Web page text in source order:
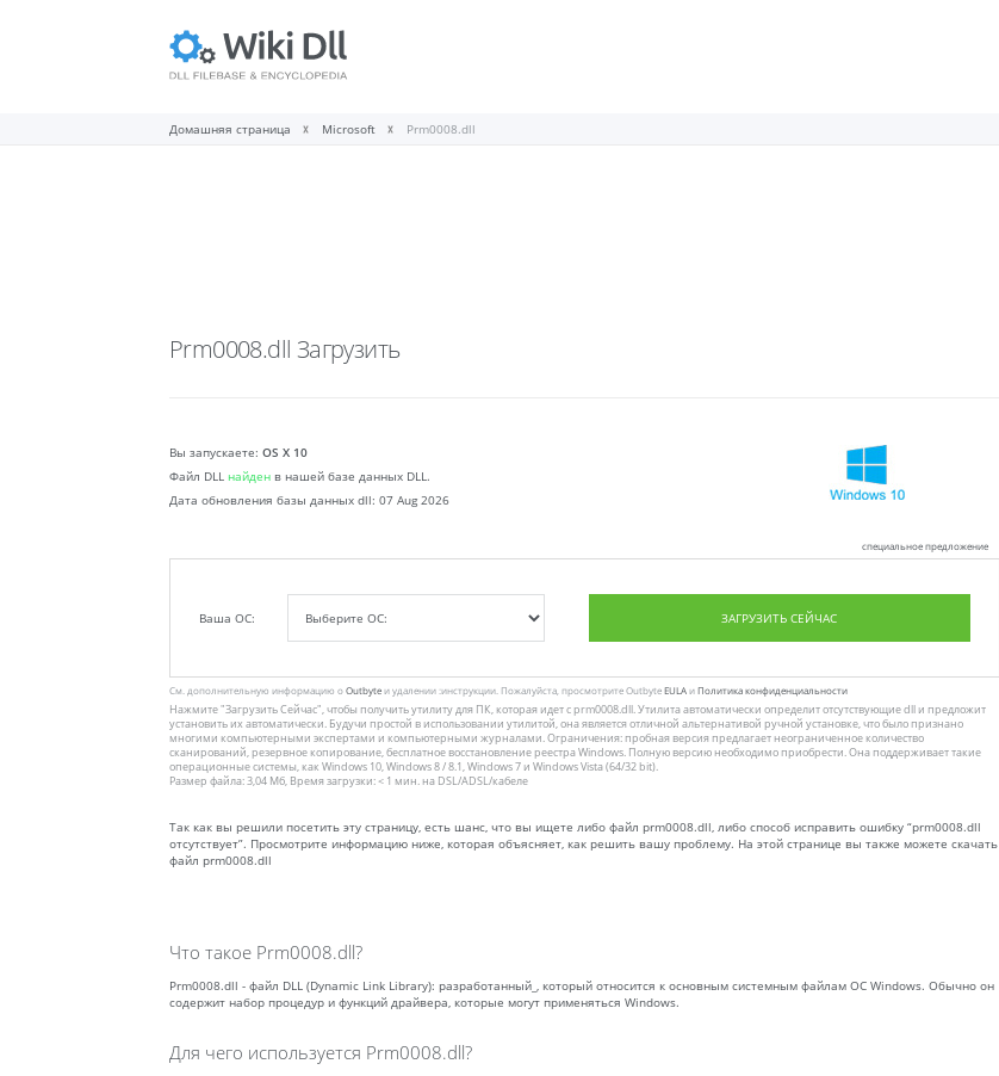
Домашняя страница Microsoft Prm0008.dll
Prm0008.dll Загрузить
Вы запускаете: OS X 10
Файл DLL найден в нашей базе данных DLL.
Дата обновления базы данных dll: 07 Aug 2026
специальное предложение
Ваша ОС: ЗАГРУЗИТЬ СЕЙЧАС
См. дополнительную информацию оOutbyteи удалении :инструкции. Пожалуйста, просмотрите OutbyteEULAиПолитика конфиденциальности
Нажмите"Загрузить Сейчас", чтобы получить утилиту для ПК, которая идет с prm0008.dll. Утилита автоматически определит отсутствующие dll и предложит
установить их автоматически. Будучи простой в использовании утилитой, она является отличной альтернативой ручной установке, что было признано
многими компьютерными экспертами и компьютерными журналами. Ограничения: пробная версия предлагает неограниченное количество
сканирований, резервное копирование, бесплатное восстановление реестра Windows. Полную версию необходимо приобрести. Она поддерживает такие
операционные системы, как Windows 10, Windows 8 / 8.1, Windows 7 и Windows Vista (64/32 bit).
Размер файла: 3,04 Мб, Время загрузки: < 1 мин. на DSL/ADSL/кабеле
Так как вы решили посетить эту страницу, есть шанс, что вы ищете либо файл prm0008.dll, либо способ исправить ошибку “prm0008.dll
отсутствует”. Просмотрите информацию ниже, которая объясняет, как решить вашу проблему. На этой странице вы также можете скачать
файл prm0008.dll
Что такое Prm0008.dll?
Prm0008.dll - файл DLL (Dynamic Link Library): разработанный_, который относится к основным системным файлам ОС Windows. Обычно он
содержит набор процедур и функций драйвера, которые могут применяться Windows.
Для чего используется Prm0008.dll?